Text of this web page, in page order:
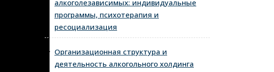
алкоголезависимых: индивидуальные
программы, психотерапия и
ресоциализация
Организационная структура и
деятельность алкогольного холдинга